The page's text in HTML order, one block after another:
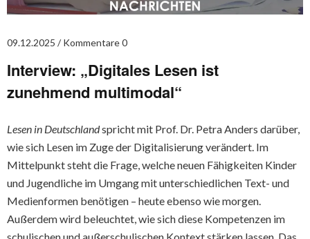
09.12.2025 Kommentare 0
Interview: „Digitales Lesen ist
zunehmend multimodal“
Lesen in Deutschlandspricht mit Prof. Dr. Petra Anders darüber,
wie sich Lesen im Zuge der Digitalisierung verändert. Im
Mittelpunkt steht die Frage, welche neuen Fähigkeiten Kinder
und Jugendliche im Umgang mit unterschiedlichen Text- und
Medienformen benötigen – heute ebenso wie morgen.
Außerdem wird beleuchtet, wie sich diese Kompetenzen im